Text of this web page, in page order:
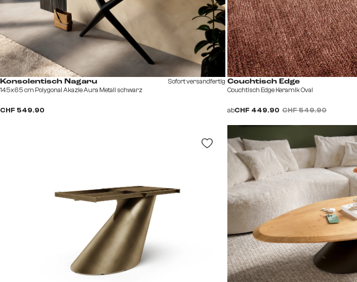
Couchtisch Edge
Couchtisch Edge Keramik Oval
abCHF 449.90 CHF 549.90
Konsolentisch Nagaru
145x65 cm Polygonal Akazie Aura Metall schwarz
CHF 549.90
Sofort versandfertig